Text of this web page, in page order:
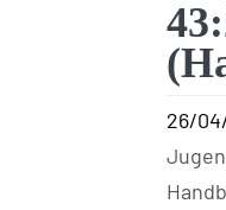
26/